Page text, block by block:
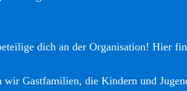
dich an der Organisation! Hier
wir Gastfamilien, die Kindern und